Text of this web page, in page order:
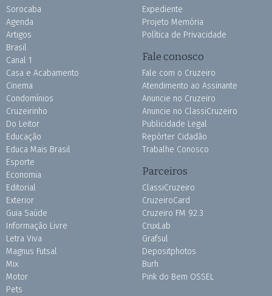
Sorocaba
Agenda
Artigos
Brasil
Canal 1
Casa e Acabamento
Cinema
Condomínios
Cruzeirinho
Do Leitor
Educação
Educa Mais Brasil
Esporte
Economia
Editorial
Exterior
Guia Saúde
Informação Livre
Letra Viva
Magnus Futsal
Mix
Motor
Pets
Expediente
Projeto Memória
Política de Privacidade
Fale conosco
Fale com o Cruzeiro
Atendimento ao Assinante
Anuncie no Cruzeiro
Anuncie no ClassiCruzeiro
Publicidade Legal
Repórter Cidadão
Trabalhe Conosco
Parceiros
ClassiCruzeiro
CruzeiroCard
Cruzeiro FM 92.3
CruxLab
Grafsul
Depositphotos
Burh
Pink do Bem OSSEL